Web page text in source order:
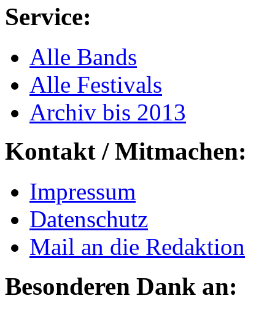
Service:
Alle Bands
Alle Festivals
Archiv bis 2013
Kontakt / Mitmachen:
Impressum
Datenschutz
Mail an die Redaktion
Besonderen Dank an: